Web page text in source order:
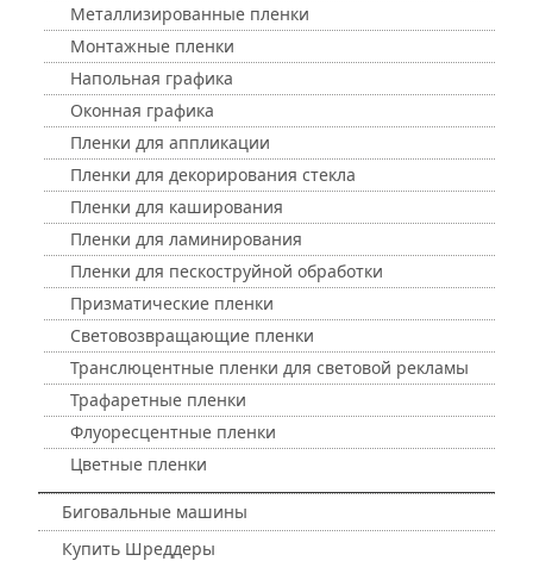
Металлизированные пленки
Монтажные пленки
Напольная графика
Оконная графика
Пленки для аппликации
Пленки для декорирования стекла
Пленки для каширования
Пленки для ламинирования
Пленки для пескоструйной обработки
Призматические пленки
Световозвращающие пленки
Транслюцентные пленки для световой рекламы
Трафаретные пленки
Флуоресцентные пленки
Цветные пленки
Биговальные машины
Купить Шреддеры